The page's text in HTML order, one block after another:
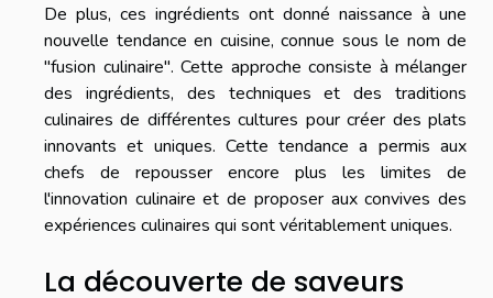
De plus, ces ingrédients ont donné naissance à une
nouvelle tendance en cuisine, connue sous le nom de
"fusion culinaire". Cette approche consiste à mélanger
des ingrédients, des techniques et des traditions
culinaires de différentes cultures pour créer des plats
innovants et uniques. Cette tendance a permis aux
chefs de repousser encore plus les limites de
l'innovation culinaire et de proposer aux convives des
expériences culinaires qui sont véritablement uniques.
La découverte de saveurs